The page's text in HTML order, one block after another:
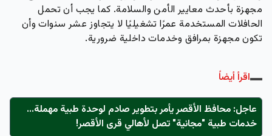
مجهزة بأحدث معايير الأمن والسلامة. كما يجب أن تحمل
الحافلات المستخدمة عمرًا تشغيليًا لا يتجاوز عشر سنوات وأن
تكون مجهزة بمرافق وخدمات داخلية ضرورية.
اقرأ أيضاً
عاجل: محافظ الأقصر يأمر بتطوير صادم لوحدة طبية مهملة...
خدمات طبية "مجانية" تصل لأهالي قرى الأقصر!